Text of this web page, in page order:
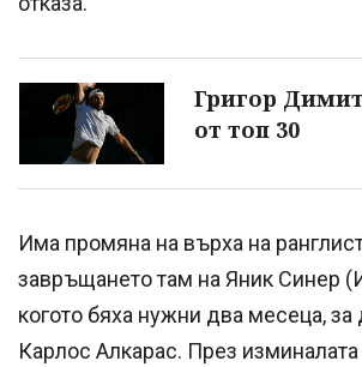
Григор
от топ 30
Има промяна на върха на
завръщането там на Яник Синер
когото бяха нужни два месеца, за
Карлос Алкарас. През